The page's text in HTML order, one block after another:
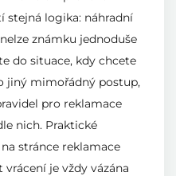
stejná logika: náhradní
známku jednoduše
do situace, kdy chcete
jiný mimořádný postup,
pro reklamace
nich. Praktické
stránce reklamace
je vždy vázána